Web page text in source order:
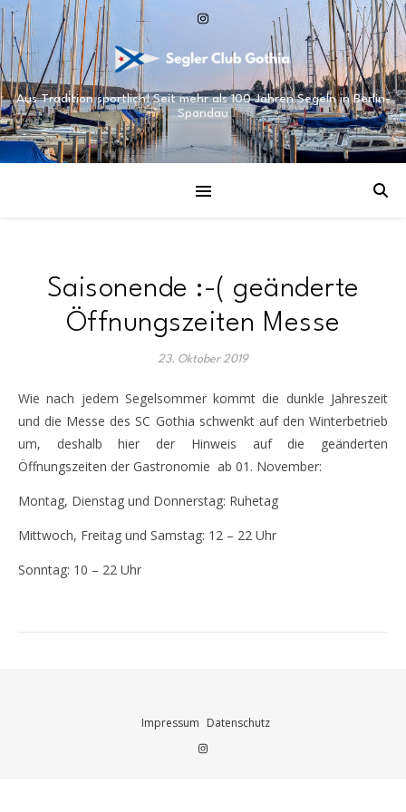
Aus Tradition sportlich! Seit mehr als 100 Jahren Segeln in Berlin-
Spandau
Saisonende :-( geänderte
Öffnungszeiten Messe
23. Oktober 2019
Wie nach jedem Segelsommer kommt die dunkle Jahreszeit
und die Messe des SC Gothia schwenkt auf den Winterbetrieb
um, deshalb hier der Hinweis auf die geänderten
Öffnungszeiten der Gastronomie ab 01. November:
Montag, Dienstag und Donnerstag: Ruhetag
Mittwoch, Freitag und Samstag: 12 – 22 Uhr
Sonntag: 10 – 22 Uhr
Impressum Datenschutz